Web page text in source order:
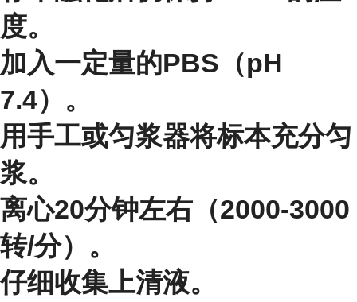
度。
加入一定量的PBS（pH
7.4）。
用手工或匀浆器将标本充分匀
浆。
离心20分钟左右（2000-3000
转/分）。
仔细收集上清液。